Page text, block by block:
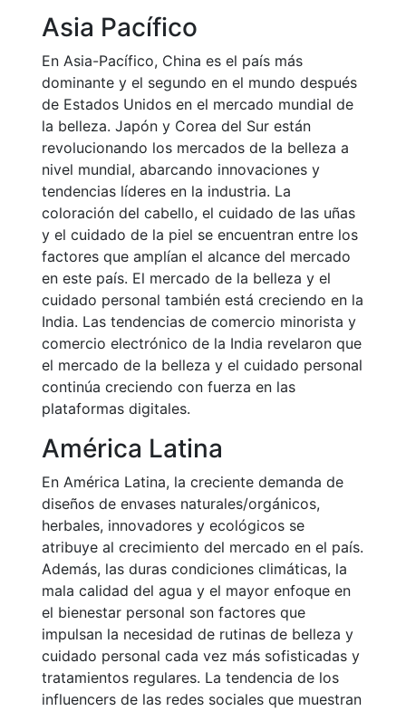
Asia Pacífico
En Asia-Pacífico, China es el país más
dominante y el segundo en el mundo después
de Estados Unidos en el mercado mundial de
la belleza. Japón y Corea del Sur están
revolucionando los mercados de la belleza a
nivel mundial, abarcando innovaciones y
tendencias líderes en la industria. La
coloración del cabello, el cuidado de las uñas
y el cuidado de la piel se encuentran entre los
factores que amplían el alcance del mercado
en este país. El mercado de la belleza y el
cuidado personal también está creciendo en la
India. Las tendencias de comercio minorista y
comercio electrónico de la India revelaron que
el mercado de la belleza y el cuidado personal
continúa creciendo con fuerza en las
plataformas digitales.
América Latina
En América Latina, la creciente demanda de
diseños de envases naturales/orgánicos,
herbales, innovadores y ecológicos se
atribuye al crecimiento del mercado en el país.
Además, las duras condiciones climáticas, la
mala calidad del agua y el mayor enfoque en
el bienestar personal son factores que
impulsan la necesidad de rutinas de belleza y
cuidado personal cada vez más sofisticadas y
tratamientos regulares. La tendencia de los
influencers de las redes sociales que muestran